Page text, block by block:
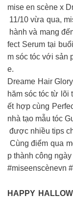
mise en scène x
11/10 vừa qua,
hành và mang
fect Serum tại
m sóc tóc với sản
e.
Dreame Hair
hăm sóc tóc từ lõi
ết hợp cùng
nhà tạo mẫu tóc
được nhiều tips
Cùng điểm qua
p thành công
#miseenscènevn
HAPPY